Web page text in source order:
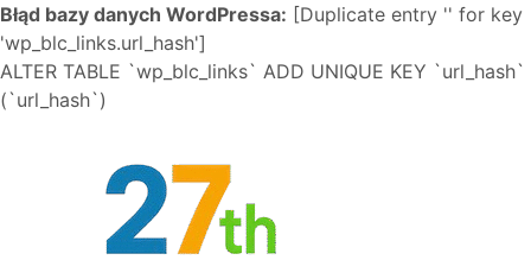
Błąd bazy danych WordPressa: [Duplicate entry '' for key
'wp_blc_links.url_hash']
ALTER TABLE `wp_blc_links` ADD UNIQUE KEY `url_hash`
(`url_hash`)